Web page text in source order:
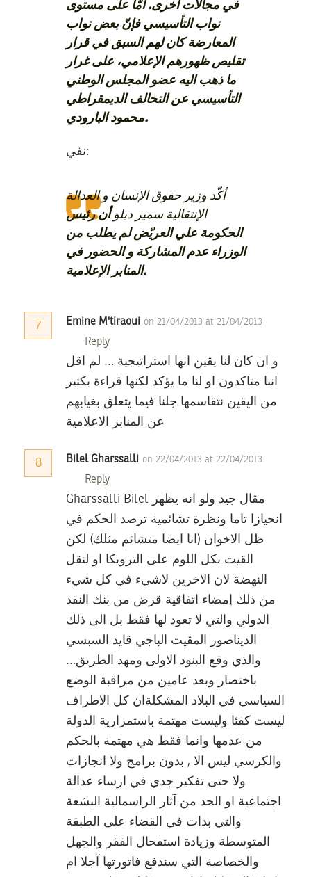
في مجالات أخرى. أمّا على مستوى
نواب التأسيسي فإنّ بعض نواب
المعارضة كان لهم السبق في قرار
تقليص ظهورهم الإعلامي، على غرار
ما ذهب اليه عضو المجلس الوطني
التأسيسي عن التحالف الديمقراطي
محمود البارودي.
نفي:
أكّد وزير حقوق الإنسان و العدالة
الإنتقالية سمير ديلو أن رئيس
الحكومة علي العريّض لم يطلب من
الوزراء عدم المشاركة و الحضور في
المنابر الإعلامية.
7 Emine M'tiraoui on 21/04/2013 at 21/04/2013
Reply
و ان كان لنا يقين انها استراتيجية … لم اقل
اننا متاكدون او لنا ما يؤكد لكنها قراءة بكثير
من اليقين نتقاسمها جلنا فيما يتعلق بغيابهم
عن المنابر الاعلامية
8 Bilel Gharssalli on 22/04/2013 at 22/04/2013
Reply
Gharssalli Bilel مقال جيد ولو انه يظهر
انحيازا تاما ونظرة تشائمية ترصد الحكم في
ظل الاخوان (انا ايضا متشائم مثلك) لكن
القيت بكل اللوم على الترويكا او لنقل
النهضة لان الاخرين لاشيء في كل شيء
من ذلك إمضاء اتفاقية قرض من بنك النقد
الدولي والتي لا تعود لها فقط بل الى ذلك
الديناصور المقيت الباجي قايد السبسي
والذي وقع البنود الاولى ومهد الطريق…
باختصار وبعد عامين من مراقبة الوضع
السياسي في البلاد المشكلةان كل الاطراف
ليست كفئا وليست مهتمة باستمرارية الدولة
من عدمها وانما فقط هي مهتمة بالحكم
والكرسي ليس الا , بدون برامج ولا انجازات
ولا حتى تفكير جدي في ارساء عدالة
اجتماعية او الحد من آثار الراسمالية البشعة
والتي بدات في القضاء على الطبقة
المتوسطة وزيادة استفحال الفقر والجهل
والخصاصة التي سندفع فاتورتها آجلا ام